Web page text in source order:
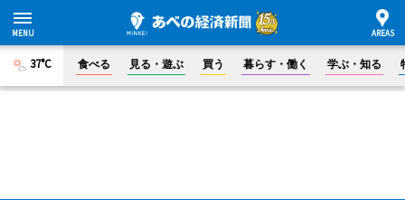
37°C 食べる 見る・遊ぶ 買う 暮らす・働く 学ぶ・知る